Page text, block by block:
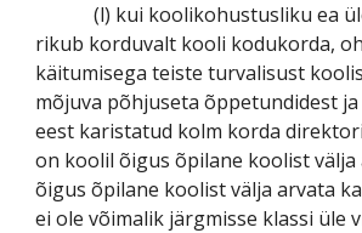
(l) kui koolikohustusliku ea
rikub korduvalt kooli kodukorda,
käitumisega teiste turvalisust
mõjuva põhjuseta õppetundidest
eest karistatud kolm korda
on koolil õigus õpilane koolist välja
õigus õpilane koolist välja arvata
ei ole võimalik järgmisse klassi üle